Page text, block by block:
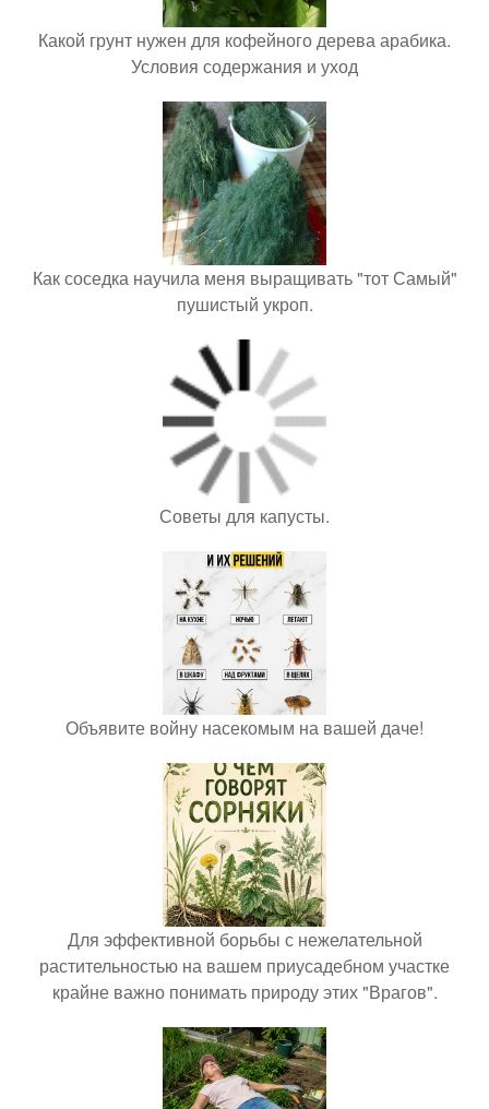
Какой грунт нужен для кофейного дерева арабика.
Условия содержания и уход
Как соседка научила меня выращивать "тот Самый"
пушистый укроп.
Советы для капусты.
Объявите войну насекомым на вашей даче!
Для эффективной борьбы с нежелательной
растительностью на вашем приусадебном участке
крайне важно понимать природу этих "Врагов".